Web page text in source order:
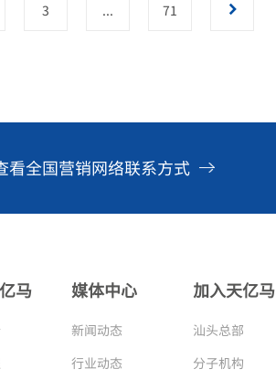
3 ... 71
看全国营销网络联系方式
马 媒体中心
新闻动态
行业动态
加入天亿马
汕头总部
分子机构